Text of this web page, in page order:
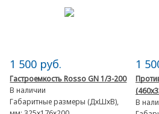
1 500 руб.
Гастроемкость Rosso GN 1/3-200
В наличии
Габаритные размеры (ДхШхВ),
1
В